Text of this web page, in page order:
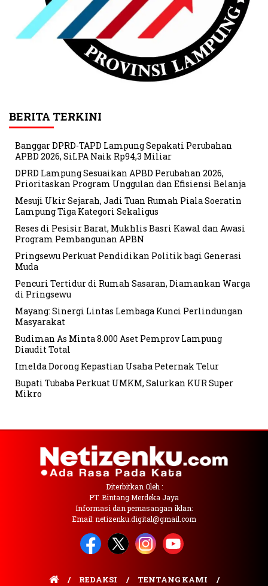
BERITA TERKINI
Banggar DPRD-TAPD Lampung Sepakati Perubahan
APBD 2026, SiLPA Naik Rp94,3 Miliar
DPRD Lampung Sesuaikan APBD Perubahan 2026,
Prioritaskan Program Unggulan dan Efisiensi Belanja
Mesuji Ukir Sejarah, Jadi Tuan Rumah Piala Soeratin
Lampung Tiga Kategori Sekaligus
Reses di Pesisir Barat, Mukhlis Basri Kawal dan Awasi
Program Pembangunan APBN
Pringsewu Perkuat Pendidikan Politik bagi Generasi
Muda
Pencuri Tertidur di Rumah Sasaran, Diamankan Warga
di Pringsewu
Mayang: Sinergi Lintas Lembaga Kunci Perlindungan
Masyarakat
Budiman As Minta 8.000 Aset Pemprov Lampung
Diaudit Total
Imelda Dorong Kepastian Usaha Peternak Telur
Bupati Tubaba Perkuat UMKM, Salurkan KUR Super
Mikro
Diterbitkan Oleh :
PT. Bintang Merdeka Jaya
Informasi dan pemasangan iklan:
Email: netizenku.digital@gmail.com
REDAKSI TENTANG KAMI